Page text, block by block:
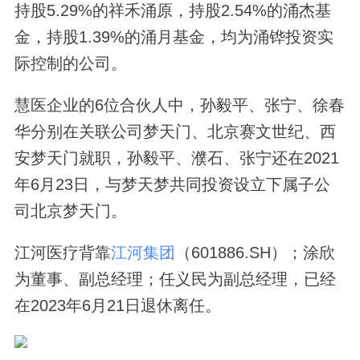
持股5.29%的祥禾涌原，持股2.54%的涌杰基
金，持股1.39%的涌月基金，均为涌铧投资实
际控制的公司。
慧医企业的6位合伙人中，孙毅平、张宁、徐春
华分别在关联公司梦天门、北京赛文世纪、西
安梦天门就职，孙毅平、濮石、张宁还在2021
年6月23日，与梦天梦共同投资设立下属子公
司北京梦天门。
江河医疗背靠江河集团
（601886.SH）；涂欣
为董事、副总经理；任义民为副总经理，已经
在2023年6月21日退休离任。